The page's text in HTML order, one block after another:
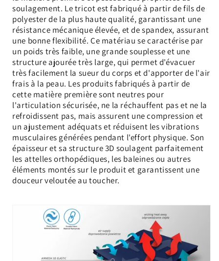
soulagement. Le tricot est fabriqué à partir de fils de
polyester de la plus haute qualité, garantissant une
résistance mécanique élevée, et de spandex, assurant
une bonne flexibilité. Ce matériau se caractérise par
un poids très faible, une grande souplesse et une
structure ajourée très large, qui permet d'évacuer
très facilement la sueur du corps et d'apporter de l'air
frais à la peau. Les produits fabriqués à partir de
cette matière première sont neutres pour
l'articulation sécurisée, ne la réchauffent pas et ne la
refroidissent pas, mais assurent une compression et
un ajustement adéquats et réduisent les vibrations
musculaires générées pendant l'effort physique. Son
épaisseur et sa structure 3D soulagent parfaitement
les attelles orthopédiques, les baleines ou autres
éléments montés sur le produit et garantissent une
douceur veloutée au toucher.